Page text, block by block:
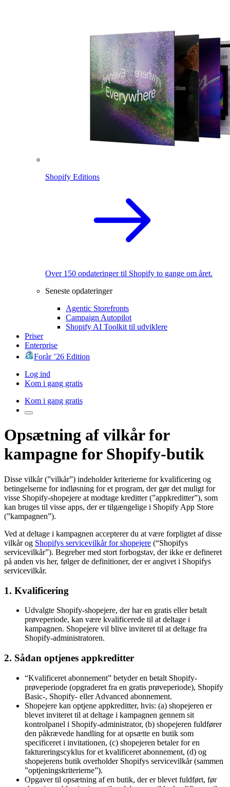
Shopify Editions
Over 150 opdateringer til Shopify to gange om året.
Seneste opdateringer
Agentic Storefronts
Campaign Autopilot
Shopify AI Toolkit til udviklere
Priser
Enterprise
Forår ’26 Edition
Log ind
Kom i gang gratis
Kom i gang gratis
Opsætning af vilkår for
kampagne for Shopify-butik
Disse vilkår (”vilkår”) indeholder kriterierne for kvalificering og
betingelserne for indløsning for et program, der gør det muligt for
visse Shopify-shopejere at modtage kreditter (”appkreditter”), som
kan bruges til visse apps, der er tilgængelige i Shopify App Store
(”kampagnen”).
Ved at deltage i kampagnen accepterer du at være forpligtet af disse
vilkår og Shopifys servicevilkår for shopejere (“Shopifys
servicevilkår”). Begreber med stort forbogstav, der ikke er defineret
på anden vis her, følger de definitioner, der er angivet i Shopifys
servicevilkår.
1. Kvalificering
Udvalgte Shopify-shopejere, der har en gratis eller betalt
prøveperiode, kan være kvalificerede til at deltage i
kampagnen. Shopejere vil blive inviteret til at deltage fra
Shopify-administratoren.
2. Sådan optjenes appkreditter
“Kvalificeret abonnement” betyder en betalt Shopify-
prøveperiode (opgraderet fra en gratis prøveperiode), Shopify
Basic-, Shopify- eller Advanced abonnement.
Shopejere kan optjene appkreditter, hvis: (a) shopejeren er
blevet inviteret til at deltage i kampagnen gennem sit
kontrolpanel i Shopify-administrator, (b) shopejeren fuldfører
den påkrævede handling for at opsætte en butik som
specificeret i invitationen, (c) shopejeren betaler for en
faktureringscyklus for et kvalificeret abonnement, (d) og
shopejerens butik overholder Shopifys servicevilkår (sammen
”optjeningskriterierne”).
Opgaver til opsætning af en butik, der er blevet fuldført, før